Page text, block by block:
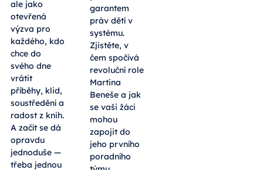
ale jako
otevřená
výzva pro
každého, kdo
chce do
svého dne
vrátit
příběhy, klid,
soustředění a
radost z knih.
A začít se dá
opravdu
jednoduše —
třeba jednou
garantem
práv dětí v
systému.
Zjistěte, v
čem spočívá
revoluční role
Martina
Beneše a jak
se vaši žáci
mohou
zapojit do
jeho prvního
poradního